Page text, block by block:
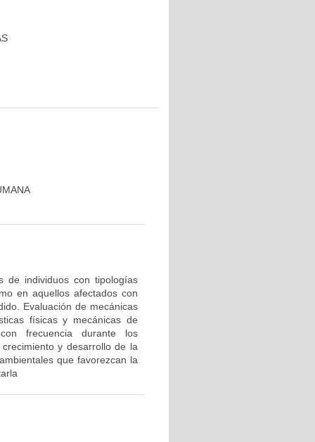
de individuos con tipologías
en aquellos afectados con
Evaluación de mecánicas
físicas y mecánicas de
frecuencia durante los
y desarrollo de la
que favorezcan la